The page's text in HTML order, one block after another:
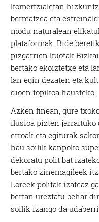
komertzialetan
bermatzea eta
modu naturalean
plataformak. Bide
pizgarrien kuotak
bertako ekoiztetxe eta
lan egin dezaten eta
dioen topikoa hausteko.
Azken finean, gure
ilusioa pizten jarraituko
erroak eta egiturak
hau soilik kanpoko
dekoratu polit bat
bertako zinemagileek
Loreek politak izateaz
bertan ureztatu behar
soilik izango da